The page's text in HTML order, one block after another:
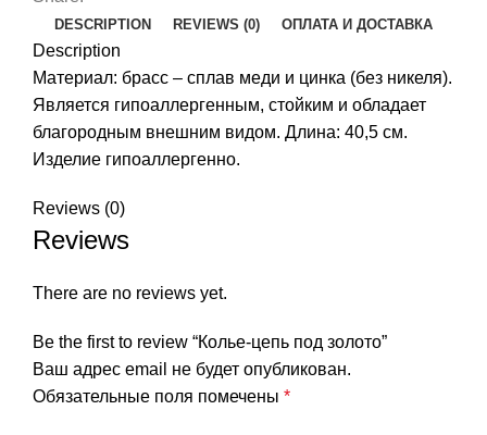
DESCRIPTION REVIEWS (0) ОПЛАТА И ДОСТАВКА
Description
Материал: брасс – сплав меди и цинка (без никеля).
Является гипоаллергенным, стойким и обладает
благородным внешним видом. Длина: 40,5 см.
Изделие гипоаллергенно.
Reviews (0)
Reviews
There are no reviews yet.
Be the first to review “Колье-цепь под золото”
Ваш адрес email не будет опубликован.
Обязательные поля помечены *